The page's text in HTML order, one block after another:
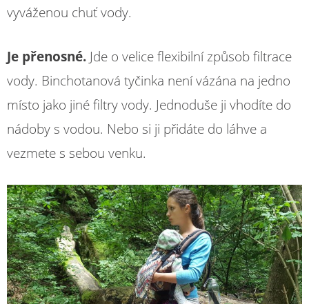
vyváženou chuť vody.
Je přenosné. Jde o velice flexibilní způsob filtrace
vody. Binchotanová tyčinka není vázána na jedno
místo jako jiné filtry vody. Jednoduše ji vhodíte do
nádoby s vodou. Nebo si ji přidáte do láhve a
vezmete s sebou venku.